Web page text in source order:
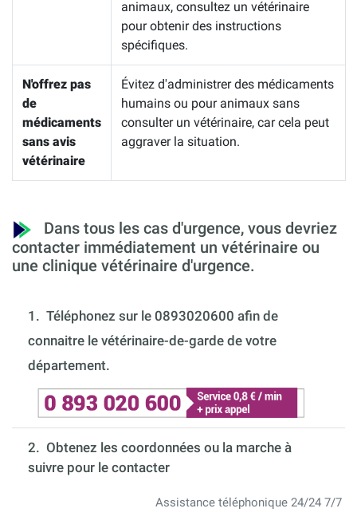
animaux, consultez un vétérinaire
pour obtenir des instructions
spécifiques.
N'offrez pas
de
médicaments
sans avis
vétérinaire
Évitez d'administrer des médicaments
humains ou pour animaux sans
consulter un vétérinaire, car cela peut
aggraver la situation.
Dans tous les cas d'urgence, vous devriez
contacter immédiatement un vétérinaire ou
une clinique vétérinaire d'urgence.
1. Téléphonez sur le 0893020600 afin de
connaitre le vétérinaire-de-garde de votre
département.
2. Obtenez les coordonnées ou la marche à
suivre pour le contacter
Assistance téléphonique 24/24 7/7